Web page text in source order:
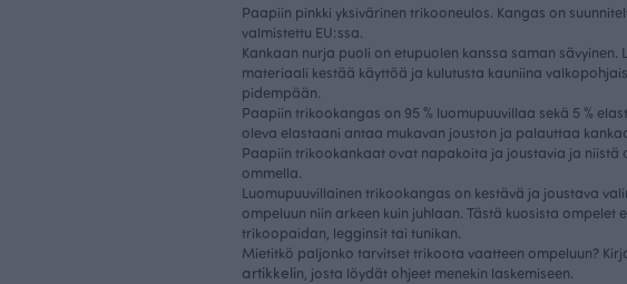
Paapiin pinkki yksivärinen trikooneulos. Kangas on
valmistettu EU:ssa.
Kankaan nurja puoli on etupuolen kanssa saman sävyinen.
materiaali kestää käyttöä ja kulutusta kauniina
pidempään.
Paapiin trikookangas on 95 % luomupuuvillaa sekä 5 %
oleva elastaani antaa mukavan jouston ja palauttaa
Paapiin trikookankaat ovat napakoita ja joustavia ja niistä
ommella.
Luomupuuvillainen trikookangas on kestävä ja joustava
ompeluun niin arkeen kuin juhlaan. Tästä kuosista ompelet
trikoopaidan, legginsit tai tunikan.
Mietitkö paljonko tarvitset trikoota vaatteen ompeluun?
artikkelin, josta löydät ohjeet menekin laskemiseen.